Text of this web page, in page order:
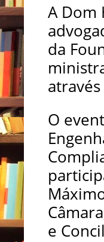
A Dom
da
O
e